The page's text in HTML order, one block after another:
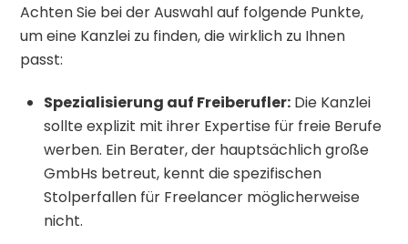
Achten Sie bei der Auswahl auf folgende Punkte,
um eine Kanzlei zu finden, die wirklich zu Ihnen
passt:
Spezialisierung auf Freiberufler: Die Kanzlei
sollte explizit mit ihrer Expertise für freie Berufe
werben. Ein Berater, der hauptsächlich große
GmbHs betreut, kennt die spezifischen
Stolperfallen für Freelancer möglicherweise
nicht.